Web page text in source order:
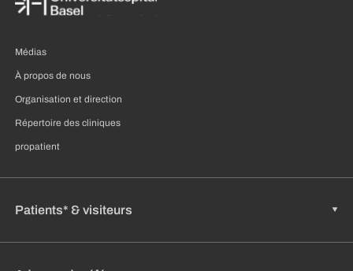
Médias
À propos de nous
Organisation et direction
Répertoire des cliniques
propatient
Patients* & visiteurs